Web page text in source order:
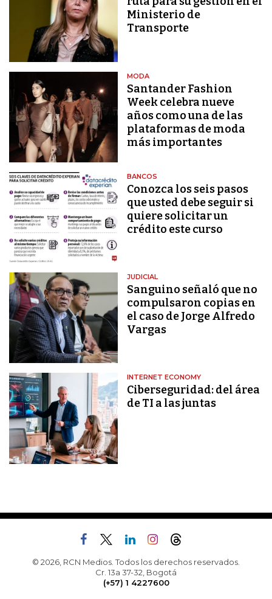
Ministerio de
Transporte
MODA
Santander Fashion
Week celebra nueve
años como una de las
plataformas de moda
más importantes
BANCOS
Conozca los seis pasos
que usted debe seguir si
quiere solicitar un
crédito este curso
JUDICIAL
Sanguino señaló que no
compulsaron copias en
el caso de Jorge Alfredo
Vargas
INTERNET ECONOMY
Ciberseguridad: del área
de TI a las juntas
© 2026, RCN Medios. Todos los derechos reservados.
Cr. 13a 37-32, Bogotá
(+57) 1 4227600